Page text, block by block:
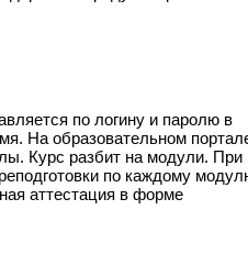
по логину и паролю в
На образовательном
Курс разбит на модули. При
по каждому
аттестация в форме